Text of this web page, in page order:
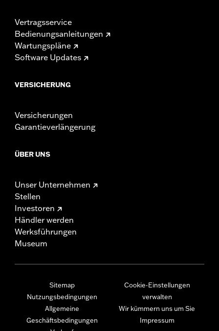
Vertragsservice
Bedienungsanleitungen
Wartungspläne
Software Updates
VERSICHERUNG
Versicherungen
Garantieverlängerung
ÜBER UNS
Unser Unternehmen
Stellen
Investoren
Händler werden
Werksführungen
Museum
Sitemap
Nutzungsbedingungen
Allgemeine
Geschäftsbedingungen
Cookie-Einstellungen
verwalten
Wir kümmern uns um Sie
Impressum